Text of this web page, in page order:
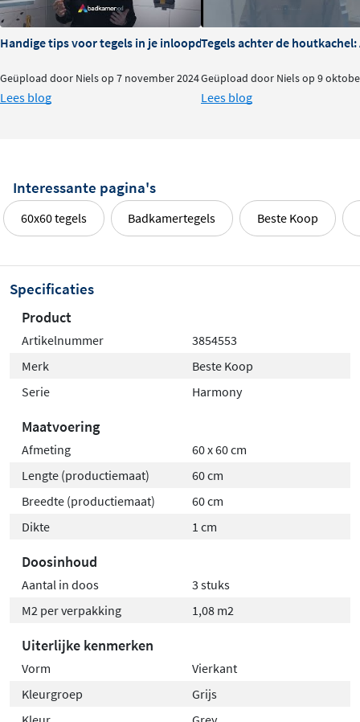
Handige tips voor tegels in je inloopdouche
Geüpload door Niels op 7 november 2024
Lees blog
Tegels achter de
Geüpload door Niels op 9
Lees blog
Interessante pagina's
60x60 tegels Badkamertegels Beste Koop
Specificaties
Product
Artikelnummer
3854553
Merk
Beste Koop
Serie
Harmony
Maatvoering
Afmeting
60 x 60 cm
Lengte (productiemaat)
60 cm
Breedte (productiemaat)
60 cm
Dikte
1 cm
Doosinhoud
Aantal in doos
3 stuks
M2 per verpakking
1,08 m2
Uiterlijke kenmerken
Vorm
Vierkant
Kleurgroep
Grijs